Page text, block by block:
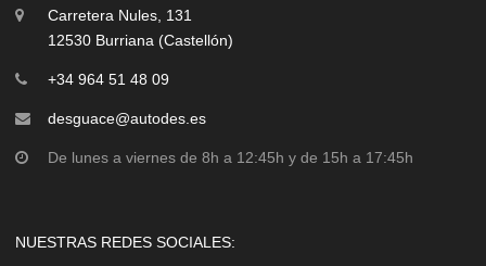
Carretera Nules, 131
12530 Burriana (Castellón)
+34 964 51 48 09
desguace@autodes.es
De lunes a viernes de 8h a 12:45h y de 15h a 17:45h
NUESTRAS REDES SOCIALES: